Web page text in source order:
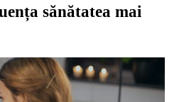
sănătatea mai